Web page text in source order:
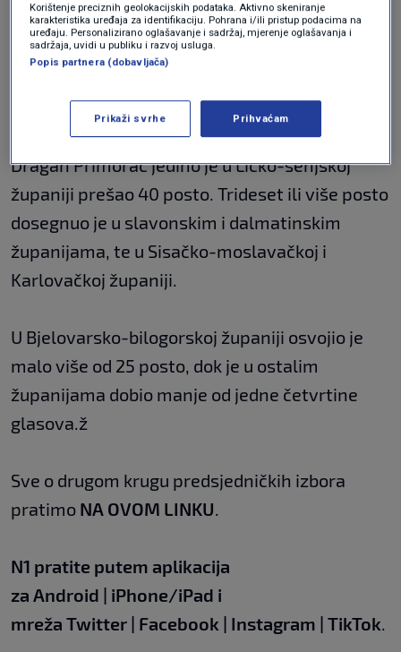
Najmanje glasova, uz Ličko-senjsku županiju,
Milanović je dobio u Dubrovačko-neretvanskoj
srijemskoj županiji (65,2).
Dragan Primorac jedino je u Ličko-senjskoj
županiji prešao 40 posto. Trideset ili više posto
dosegnuo je u slavonskim i dalmatinskim
županijama, te u Sisačko-moslavačkoj i
Karlovačkoj županiji.
U Bjelovarsko-bilogorskoj županiji osvojio je
malo više od 25 posto, dok je u ostalim
županijama dobio manje od jedne četvrtine
glasova.ž
Sve o drugom krugu predsjedničkih izbora
pratimo NA OVOM LINKU.
N1 pratite putem aplikacija
za Android | iPhone/iPad i
mreža Twitter | Facebook | Instagram | TikTok.
Korištenje preciznih geolokacijskih podataka. Aktivno skeniranje
karakteristika uređaja za identifikaciju. Pohrana i/ili pristup podacima na
uređaju. Personalizirano oglašavanje i sadržaj, mjerenje oglašavanja i
sadržaja, uvidi u publiku i razvoj usluga.
Popis partnera (dobavljača)
Prikaži svrhe Prihvaćam